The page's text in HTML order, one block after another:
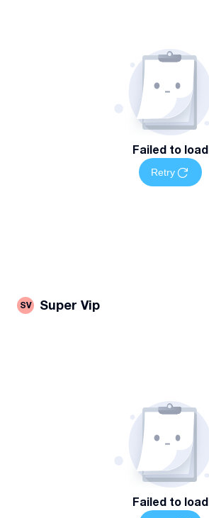
Failed to load
Retry
SV Super Vip
Failed to load